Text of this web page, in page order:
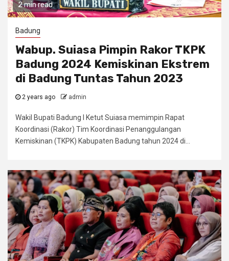
2 min read
Badung
Wabup. Suiasa Pimpin Rakor TKPK
Badung 2024 Kemiskinan Ekstrem
di Badung Tuntas Tahun 2023
2 years ago admin
Wakil Bupati Badung I Ketut Suiasa memimpin Rapat
Koordinasi (Rakor) Tim Koordinasi Penanggulangan
Kemiskinan (TKPK) Kabupaten Badung tahun 2024 di...